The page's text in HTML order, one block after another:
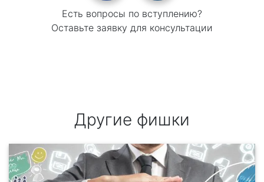
Есть вопросы по вступлению?
Оставьте заявку для консультации
Другие фишки